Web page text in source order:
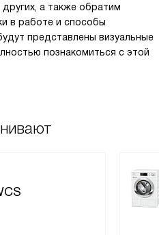
а также обратим
в работе и способы
представлены визуальные
познакомиться с этой